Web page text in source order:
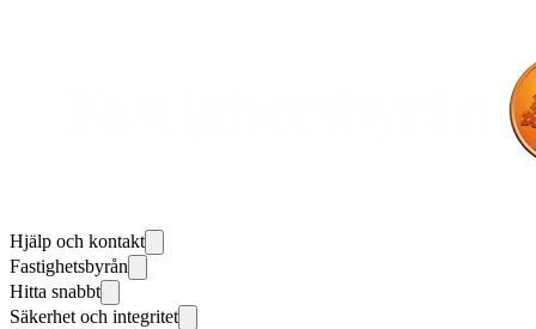
Hjälp och kontakt
Fastighetsbyrån
Hitta snabbt
Säkerhet och integritet